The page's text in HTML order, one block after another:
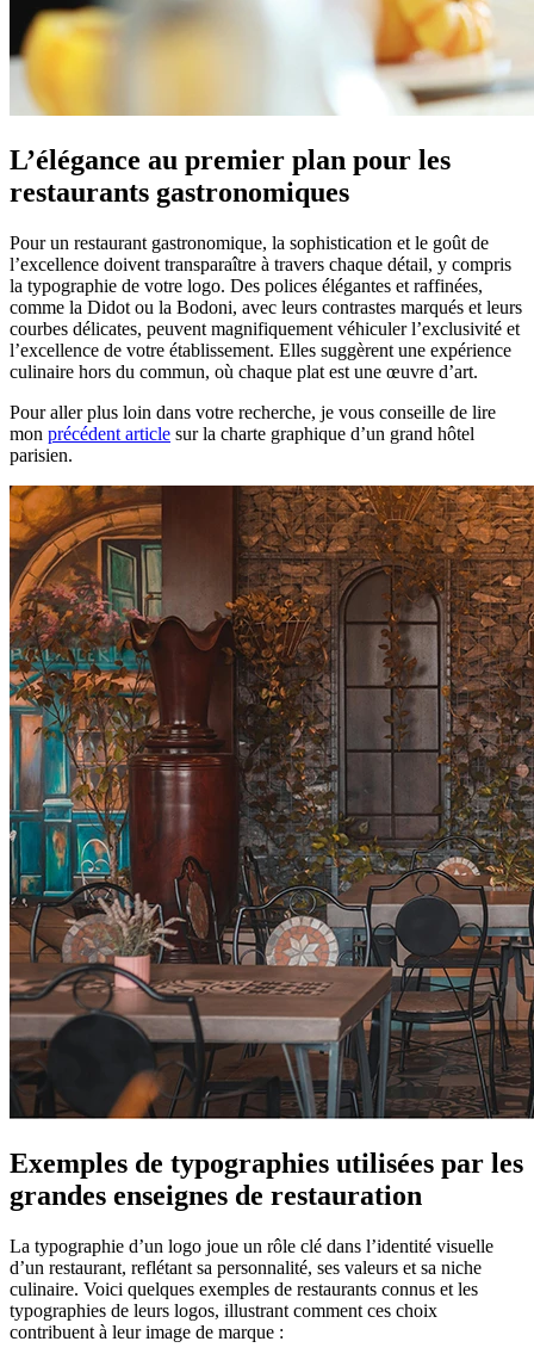
L’élégance au premier plan pour les
restaurants gastronomiques
Pour un restaurant gastronomique, la sophistication et le goût de
l’excellence doivent transparaître à travers chaque détail, y compris
la typographie de votre logo. Des polices élégantes et raffinées,
comme la Didot ou la Bodoni, avec leurs contrastes marqués et leurs
courbes délicates, peuvent magnifiquement véhiculer l’exclusivité et
l’excellence de votre établissement. Elles suggèrent une expérience
culinaire hors du commun, où chaque plat est une œuvre d’art.
Pour aller plus loin dans votre recherche, je vous conseille de lire
mon précédent article sur la charte graphique d’un grand hôtel
parisien.
Exemples de typographies utilisées par les
grandes enseignes de restauration
La typographie d’un logo joue un rôle clé dans l’identité visuelle
d’un restaurant, reflétant sa personnalité, ses valeurs et sa niche
culinaire. Voici quelques exemples de restaurants connus et les
typographies de leurs logos, illustrant comment ces choix
contribuent à leur image de marque :